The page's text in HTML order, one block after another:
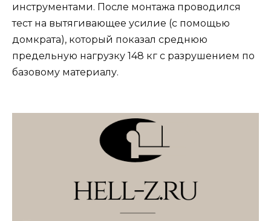
инструментами. После монтажа проводился
тест на вытягивающее усилие (с помощью
домкрата), который показал среднюю
предельную нагрузку 148 кг с разрушением по
базовому материалу.